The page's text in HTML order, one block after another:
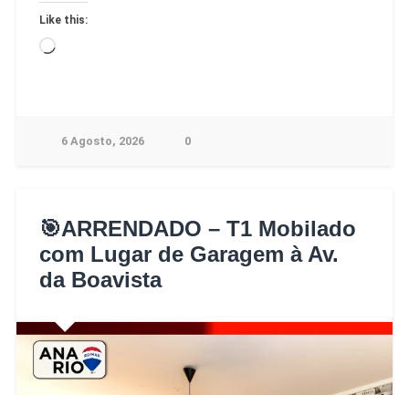
Like this:
6 Agosto, 2026 0
🎯ARRENDADO – T1 Mobilado
com Lugar de Garagem à Av.
da Boavista